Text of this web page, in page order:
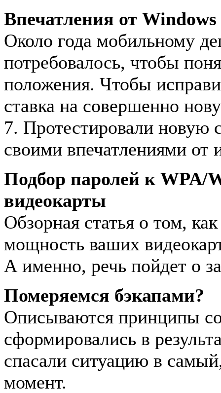
Впечатления от Windows
Около года мобильному
потребовалось, чтобы
положения. Чтобы
ставка на совершенно
7. Протестировали новую
своими впечатлениями от
Подбор паролей к WPA/
видеокарты
Обзорная статья о том,
мощность ваших
А именно, речь пойдет о
Померяемся бэкапами?
Описываются принципы
сформировались в
спасали ситуацию в
момент.